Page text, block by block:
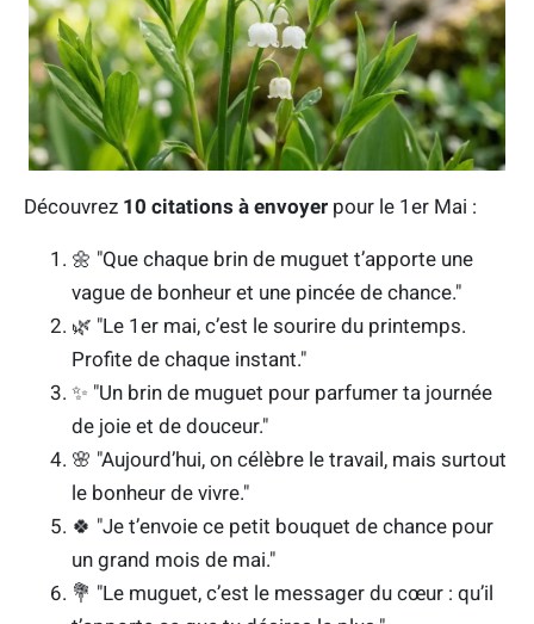
Découvrez 10 citations à envoyer pour le 1er Mai :
🌼 "Que chaque brin de muguet t’apporte une
vague de bonheur et une pincée de chance."
🌿 "Le 1er mai, c’est le sourire du printemps.
Profite de chaque instant."
✨ "Un brin de muguet pour parfumer ta journée
de joie et de douceur."
🌸 "Aujourd’hui, on célèbre le travail, mais surtout
le bonheur de vivre."
🍀 "Je t’envoie ce petit bouquet de chance pour
un grand mois de mai."
💐 "Le muguet, c’est le messager du cœur : qu’il